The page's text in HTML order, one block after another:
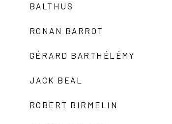
BALTHUS
RONAN BARROT
GÉRARD BARTHÉLÉMY
JACK BEAL
ROBERT BIRMELIN